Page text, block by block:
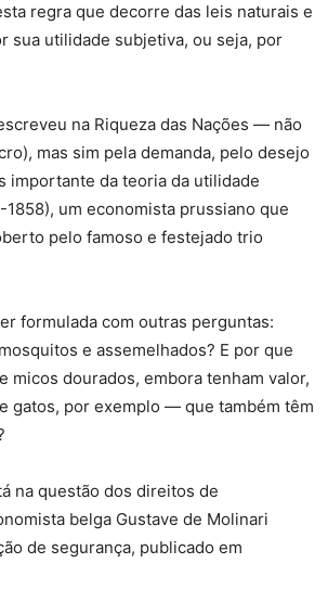
regra que decorre das leis naturais e
sua utilidade subjetiva, ou seja, por
na Riqueza das Nações — não
mas sim pela demanda, pelo desejo
importante da teoria da utilidade
um economista prussiano que
pelo famoso e festejado trio
formulada com outras perguntas:
e assemelhados? E por que
micos dourados, embora tenham valor,
gatos, por exemplo — que também têm
na questão dos direitos de
belga Gustave de Molinari
de segurança, publicado em